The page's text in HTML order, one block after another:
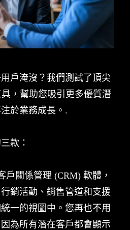
戶淹沒？我們測試了頂尖
，幫助您吸引更多優質潛
於業務成長。.
款：
戶關係管理 (CRM) 軟體，
銷活動、銷售管道和支援
一的視圖中。您再也不用
為所有潛在客戶都會顯示